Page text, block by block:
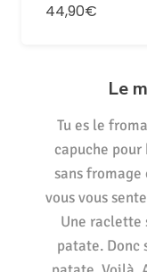
44,90€
Le
Tu es le
capuche pour
sans fromage
vous vous
Une raclette
patate. Donc